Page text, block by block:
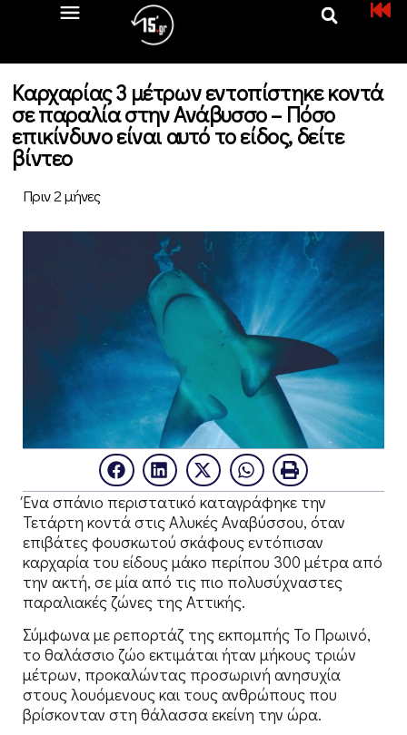
Καρχαρίας 3 μέτρων εντοπίστηκε κοντά
σε παραλία στην Ανάβυσσο – Πόσο
επικίνδυνο είναι αυτό το είδος, δείτε
βίντεο
Πριν 2 μήνες
Ένα σπάνιο περιστατικό καταγράφηκε την
Τετάρτη κοντά στις Αλυκές Αναβύσσου, όταν
επιβάτες φουσκωτού σκάφους εντόπισαν
καρχαρία του είδους μάκο περίπου 300 μέτρα από
την ακτή, σε μία από τις πιο πολυσύχναστες
παραλιακές ζώνες της Αττικής.
Σύμφωνα με ρεπορτάζ της εκπομπής Το Πρωινό,
το θαλάσσιο ζώο εκτιμάται ήταν μήκους τριών
μέτρων, προκαλώντας προσωρινή ανησυχία
στους λουόμενους και τους ανθρώπους που
βρίσκονταν στη θάλασσα εκείνη την ώρα.